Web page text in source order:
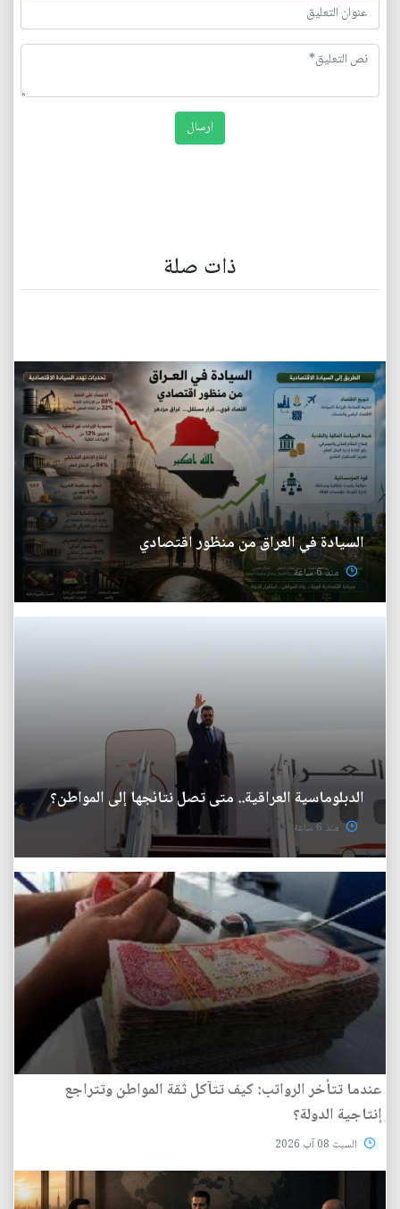
ذات صلة
السيادة في العراق من منظور اقتصادي
منذ 6 ساعة
الدبلوماسية العراقية.. متى تصل نتائجها إلى المواطن؟
منذ 6 ساعة
عندما تتأخر الرواتب: كيف تتآكل ثقة المواطن وتتراجع
إنتاجية الدولة؟
السبت 08 آب 2026